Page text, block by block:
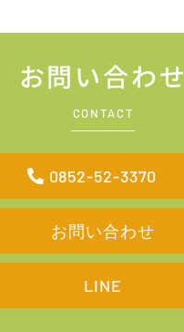
お問い合わせ
CONTACT
0852-52-3370
お問い合わせ
LINE